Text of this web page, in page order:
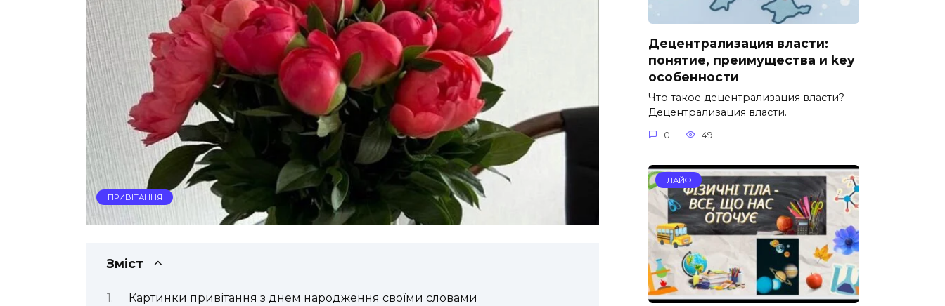
ПРИВІТАННЯ
Зміст
Картинки привітання з днем народження своїми словами
Децентрализация власти:
понятие, преимущества и key
особенности
Что такое децентрализация власти?
Децентрализация власти.
0 49
ЛАЙФ